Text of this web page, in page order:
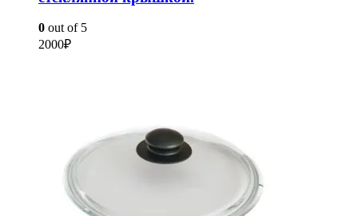
0 out of 5
2000₽